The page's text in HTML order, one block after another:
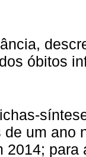
óbitos
de um ano
2014;